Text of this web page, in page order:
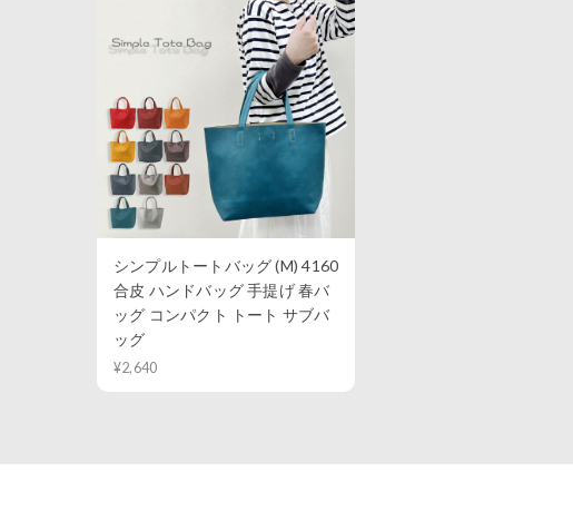
シンプルトートバッグ (M) 4160
合皮 ハンドバッグ 手提げ 春バ
ッグ コンパクト トート サブバ
ッグ
¥2,640